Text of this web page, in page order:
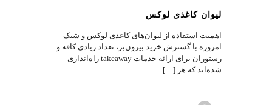
لیوان کاغذی لوکس
اهمیت استفاده از لیوان‌های کاغذی لوکس و شیک
امروزه با گسترش خرید بیرون‌بر، تعداد زیادی کافه و
رستوران برای ارائه خدمات takeaway راه‌اندازی
شده‌اند که هر […]